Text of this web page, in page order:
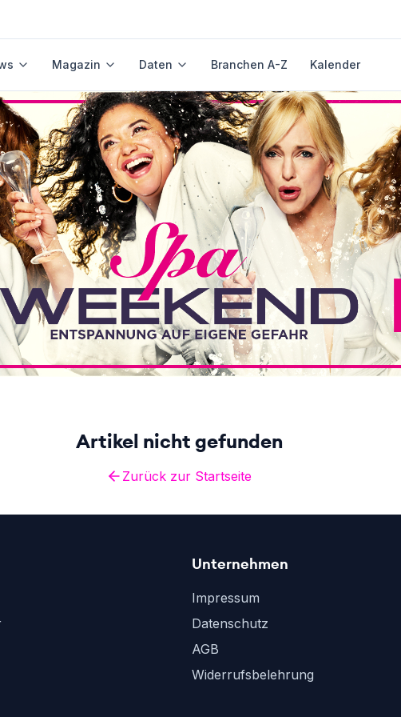
Magazin Daten Branchen A-Z Kalender
Artikel nicht gefunden
Zurück zur Startseite
Unternehmen
Impressum
Datenschutz
AGB
Widerrufsbelehrung